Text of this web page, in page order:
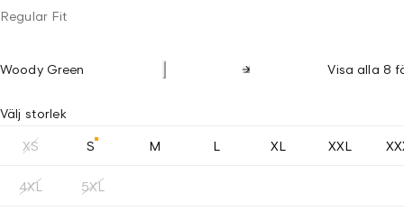
Regular Fit
Woody Green Visa alla 8
Välj storlek
XS S M L XL XXL
4XL 5XL